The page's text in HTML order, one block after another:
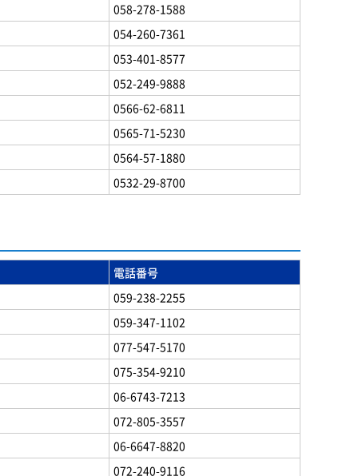
058-278-1588
054-260-7361
053-401-8577
052-249-9888
0566-62-6811
0565-71-5230
0564-57-1880
0532-29-8700
電話番号
059-238-2255
059-347-1102
077-547-5170
075-354-9210
06-6743-7213
072-805-3557
06-6647-8820
072-240-9116